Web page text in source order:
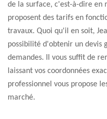
de la surface, c'est-à-dire en
proposent des tarifs en
travaux. Quoi qu'il en soit,
possibilité d'obtenir un devis
demandes. Il vous suffit de
laissant vos coordonnées
professionnel vous propose
marché.